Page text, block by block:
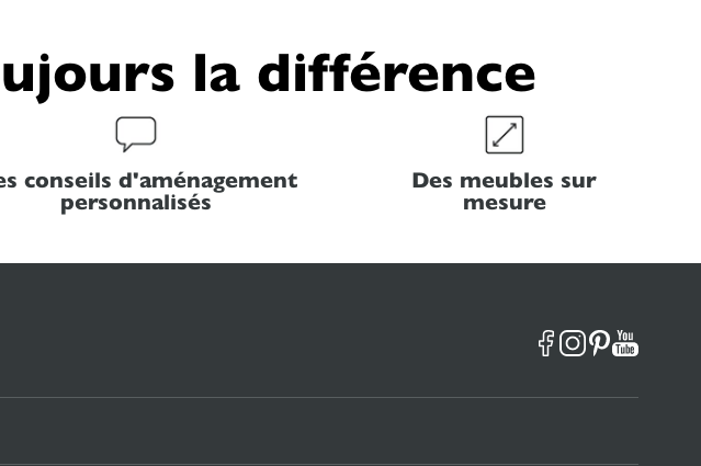
la différence
conseils d'aménagement
personnalisés
Des meubles sur
mesure